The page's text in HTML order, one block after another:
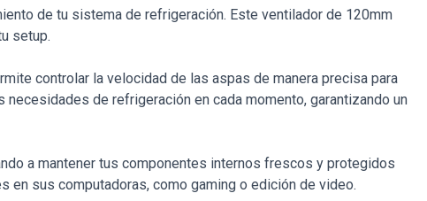
de tu sistema de refrigeración. Este ventilador de 120mm
setup.
controlar la velocidad de las aspas de manera precisa para
de refrigeración en cada momento, garantizando un
a mantener tus componentes internos frescos y protegidos
sus computadoras, como gaming o edición de video.